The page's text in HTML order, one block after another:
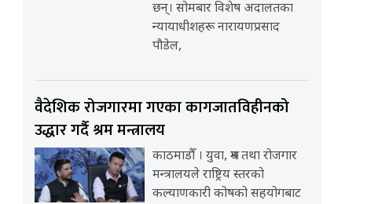
छन्। सोमबार विशेष अदालतका
न्यायाधीशहरू नारायणप्रसाद
पौडेल,
वैदेशिक रोजगारमा गएका कागजातविहीनको
उद्धार गर्दै श्रम मन्त्रालय
काठमाडौँ । युवा, श्रम तथा रोजगार
मन्त्रालयले राष्ट्रिय स्तरको
कल्याणकारी कोषको सहयोगबाट